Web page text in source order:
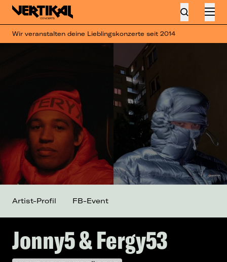
Wir veranstalten deine Lieblingskonzerte seit 2014
Jonny5 & Fergy53
Artist-Profil FB-Event